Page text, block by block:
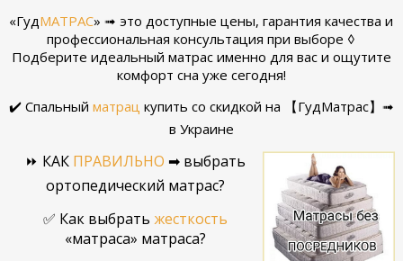
«ГудМАТРАС» ➟ это доступные цены, гарантия качества и
профессиональная консультация при выборе ◊
Подберите идеальный матрас именно для вас и ощутите
комфорт сна уже сегодня!
✔️ Спальный матрац купить со скидкой на 【ГудМатрас】➟
в Украине
⏩ КАК ПРАВИЛЬНО ➡ выбрать
ортопедический матрас?
✅ Как выбрать жесткость
«матраса» матраса?